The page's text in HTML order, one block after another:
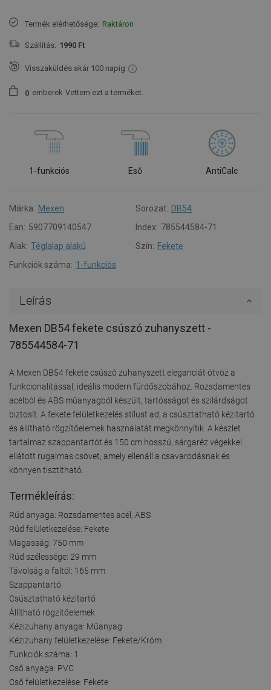
Termék elérhetősége: Raktáron
Szállítás: 1990 Ft
Visszaküldés akár 100 napig
0 emberek Vettem ezt a terméket.
1-funkciós Eső AntiCalc
Márka: Mexen Sorozat: DB54
Ean: 5907709140547 Index: 785544584-71
Alak: Téglalap alakú Szín: Fekete
Funkciók száma: 1-funkciós
Leírás
Mexen DB54 fekete csúszó zuhanyszett -
785544584-71
A Mexen DB54 fekete csúszó zuhanyszett eleganciát ötvöz a
funkcionalitással, ideális modern fürdőszobához. Rozsdamentes
acélból és ABS műanyagból készült, tartósságot és szilárdságot
biztosít. A fekete felületkezelés stílust ad, a csúsztatható kézitartó
és állítható rögzítőelemek használatát megkönnyítik. A készlet
tartalmaz szappantartót és 150 cm hosszú, sárgaréz végekkel
ellátott rugalmas csövet, amely ellenáll a csavarodásnak és
könnyen tisztítható.
Termékleírás:
Rúd anyaga: Rozsdamentes acél, ABS
Rúd felületkezelése: Fekete
Magasság: 750 mm
Rúd szélessége: 29 mm
Távolság a faltól: 165 mm
Szappantartó
Csúsztatható kézitartó
Állítható rögzítőelemek
Kézizuhany anyaga: Műanyag
Kézizuhany felületkezelése: Fekete/Króm
Funkciók száma: 1
Cső anyaga: PVC
Cső felületkezelése: Fekete